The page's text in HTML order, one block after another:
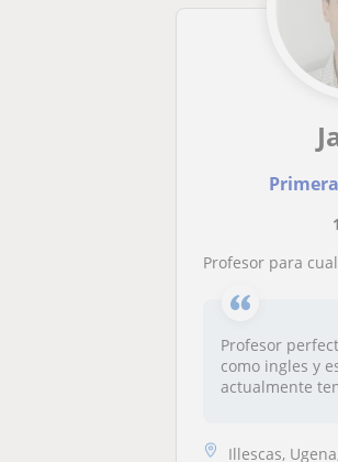
Profesor para cualquier
Profesor
como ingles y
actualmente
Illescas, Ugena, Yeles,